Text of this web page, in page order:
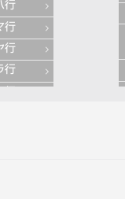
行
行
行
行